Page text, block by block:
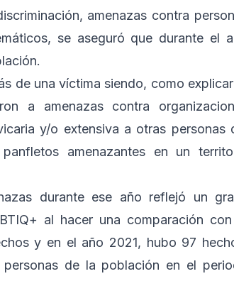
amenazas contra
se aseguró que durante el
de una víctima siendo, como
a amenazas contra
y/o extensiva a otras personas
amenazantes en un
durante ese año reflejó un
al hacer una comparación
y en el año 2021, hubo 97
de la población en el